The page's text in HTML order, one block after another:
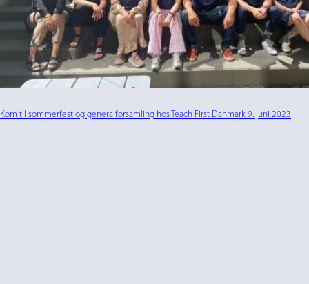
Kom til sommerfest og generalforsamling hos Teach First Danmark 9. juni 2023